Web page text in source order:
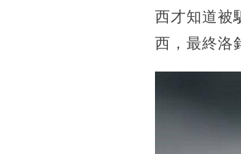
西才知道被
西，最終洛